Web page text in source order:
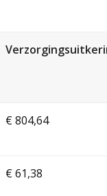
€ 804,64
€ 61,38